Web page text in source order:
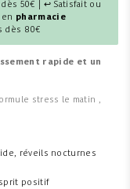
dès 50€ | ↩ Satisfait ou
pharmacie
dès 80€
rapide et un
stress le matin ,
réveils nocturnes
positif